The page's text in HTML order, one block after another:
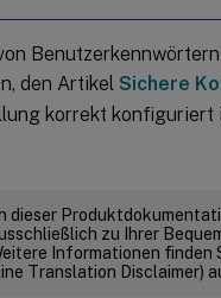
den Artikel Sichere
korrekt konfiguriert
dieser
zu Ihrer
Informationen
Translation Disclaimer)